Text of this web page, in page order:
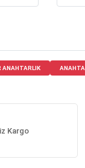
ANAHTARLIK
Kargo